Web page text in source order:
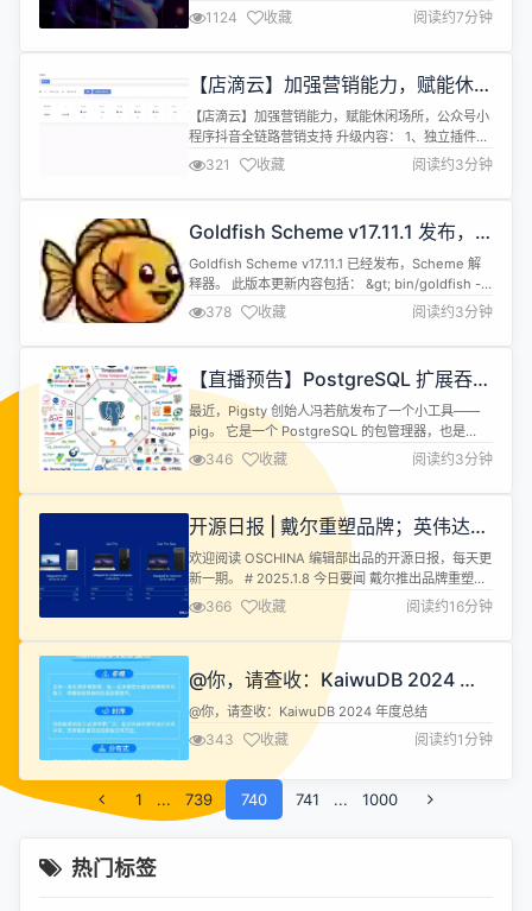
向，预测关键驱动力，指引人类社会迈向更加智能、
美好与互联的未来。 趋势一 科学的未来：AI4S驱动
科学研究范式变革 大模型引领下的AI4S（AI for
量。2024年，科研人员使用AI的比例快速增加，AI
对科学研...
1124 收藏 阅读约7分钟
【店滴云】加强营销能力，赋能休闲
场所，公众号小程序抖音全链路营销
支持
【店滴云】加强营销能力，赋能休闲场所，公众号小
程序抖音全链路营销支持 升级内容： 1、独立插件之
间可以通过全局事件进行数据交互，深度解耦 2、增
加公众号，小程序，抖音营销服务能力，后续计划接
入内容营销能力 3、无人茶室小程序深度升级，增加
能.围绕茶室、酒店、健身房、公寓、出租房等服务休
闲性经营场所，帮助他们核...
321 收藏 阅读约3分钟
Goldfish Scheme v17.11.1 发布，
Scheme 解释器
Goldfish Scheme v17.11.1 已经发布，Scheme 解
释器。 此版本更新内容包括： &gt; bin/goldfish --
version Goldfish Scheme 17.11.1 by LiiiLabs
based on S7 Scheme 11.2 (30-Dec-2024) 新模块
(liii http) (lii...
378 收藏 阅读约3分钟
【直播预告】PostgreSQL 扩展吞噬
数据库世界？聊聊 PG 包管理器 PIG
与发行版 Pigsty
最近，Pigsty 创始人冯若航发布了一个小工具——
pig。 它是一个 PostgreSQL 的包管理器，也是
PostgreSQL 与 Pigsty 中久久缺失的一个命令行工
具，它可以在主流 Linux 操作系统上提供跨发行版的
丝滑无缝的 PostgreSQL 安装部署体验。而且还通
过国内镜像解决了下载速度慢和部分仓库被墙的问
题。 其实呢，安装 Postg...
346 收藏 阅读约3分钟
开源日报 | 戴尔重塑品牌；英伟达宣
布个人AI超级计算机；没提及人工智
能的简历权重直接归到三档；不要再
去迷信提示词了；AI眼镜将成新风口
欢迎阅读 OSCHINA 编辑部出品的开源日报，每天更
新一期。 # 2025.1.8 今日要闻 戴尔推出品牌重塑计
划，采用类似苹果 iPhone 的命名惯例 戴尔科技公司
宣布，“XPS”、“Latitude” 和 “Inspiron” 等沿用几十
年的个人电脑产品名称将被取消，新一代设备将简化
为戴尔（Dell）品牌。 戴尔的笔记本电脑和 PC 将采
用类似苹果 ...
366 收藏 阅读约16分钟
@你，请查收：KaiwuDB 2024 年
度总结
@你，请查收：KaiwuDB 2024 年度总结
343 收藏 阅读约1分钟
1 ... 739 740 741 ... 1000
热门标签